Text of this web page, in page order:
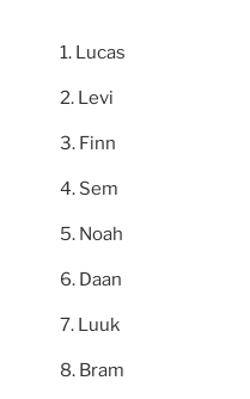
Lucas
Levi
Finn
Sem
Noah
Daan
Luuk
Bram